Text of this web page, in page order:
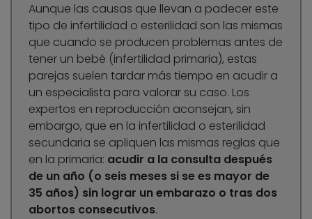
Aunque las causas que llevan a padecer este
tipo de infertilidad o esterilidad son las mismas
que cuando se producen problemas antes de
tener un bebé (infertilidad primaria), estas
parejas suelen tardar más tiempo en acudir a
un especialista para valorar su caso. Los
expertos en reproducción aconsejan, sin
embargo, que en la infertilidad o esterilidad
secundaria se apliquen las mismas reglas que
en la primaria: acudir a la consulta después
de un año (o seis meses si se es mayor de
35 años) sin lograr un embarazo o tras dos
abortos consecutivos.